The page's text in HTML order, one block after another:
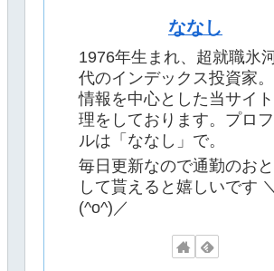
ななし
1976年生まれ、超就職氷
代のインデックス投資家
情報を中心とした当サイ
理をしております。プロ
ルは「ななし」で。
毎日更新なので通勤のお
して貰えると嬉しいです ＼
(^o^)／